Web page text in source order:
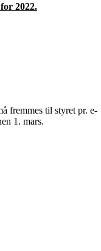
2022.
fremmes til styret pr. e-
1. mars.